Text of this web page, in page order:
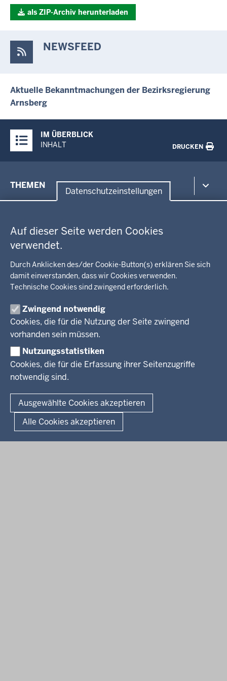
Datenschutzeinstellungen
Auf dieser Seite werden Cookies
verwendet.
Durch Anklicken des/der Cookie-Button(s) erklären Sie sich
damit einverstanden, dass wir Cookies verwenden.
Technische Cookies sind zwingend erforderlich.
Zwingend notwendig
Cookies, die für die Nutzung der Seite zwingend
vorhanden sein müssen.
Nutzungsstatistiken
Cookies, die für die Erfassung ihrer Seitenzugriffe
notwendig sind.
Ausgewählte Cookies akzeptieren
Alle Cookies akzeptieren
als ZIP-Archiv herunterladen
NEWSFEED
Aktuelle Bekanntmachungen der Bezirksregierung
Arnsberg
Inhalte
IM ÜBERBLICK
INHALT
DRUCKEN
der
THEMEN
Kommunalaufsicht, Planung, Verkehr
Energie, Bergbau
Recht, Ordnung
Integration, Migration
Behördenleitung
Regierungsbezirk
KARRIERE
Stellenausschreibungen
Aktuelle Ausbildungsstellen und Praktika
Pressestelle
Social Media
BEKANNTMACHUNGEN
Amtsblatt
© 2026 Bezirksregierung Arnsberg
Fußzeile
Impressum Datenschutz Barrierefreiheit
Kurzlink zu dieser Seite